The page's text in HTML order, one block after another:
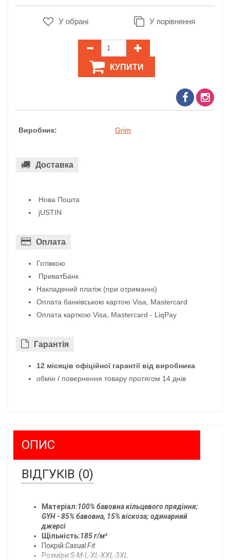
У обрані У порівняння
КУПИТИ
Виробник: Grim
Доставка
Нова Пошта
jUSTIN
Оплата
Готівкою
ПриватБанк
Накладений платіж (при отриманні)
Оплата банківською картою Visa, Mastercard
Оплата карткою Visa, Mastercard - LiqPay
Гарантiя
12 місяців офіційної гарантії від виробника
обмін / повернення товару протягом 14 днів
ОПИС
ВІДГУКІВ (0)
Матеріал:100% бавовна кільцевого прядіння;
GYH - 85% бавовна, 15% віскоза; одинарний
джерсі
Щільність:185 г/м²
Покрій:Casual Fit
Розміри:S-M-L-XL-XXL-3XL